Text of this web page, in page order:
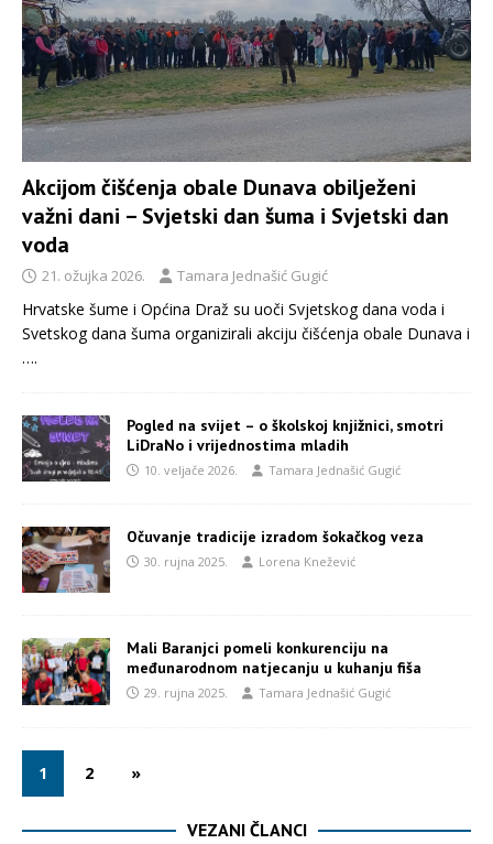
Akcijom čišćenja obale Dunava obilježeni
važni dani – Svjetski dan šuma i Svjetski dan
voda
21. ožujka 2026. Tamara Jednašić Gugić
Hrvatske šume i Općina Draž su uoči Svjetskog dana voda i
Svetskog dana šuma organizirali akciju čišćenja obale Dunava i
….
Pogled na svijet – o školskoj knjižnici, smotri
LiDraNo i vrijednostima mladih
10. veljače 2026. Tamara Jednašić Gugić
Očuvanje tradicije izradom šokačkog veza
30. rujna 2025. Lorena Knežević
Mali Baranjci pomeli konkurenciju na
međunarodnom natjecanju u kuhanju fiša
29. rujna 2025. Tamara Jednašić Gugić
1 2 »
VEZANI ČLANCI